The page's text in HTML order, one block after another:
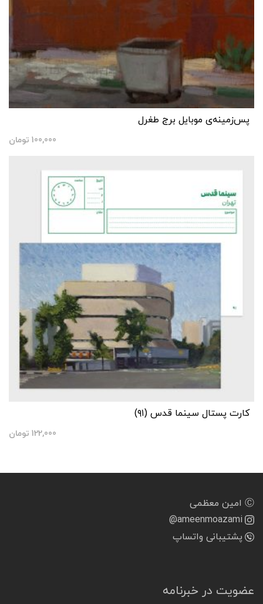
پس‌زمینه‌ی موبایل برج طغرل
100,000 تومان
کارت پستال سینما قدس (۹۱)
122,000 تومان
Ⓒ امین معظمی
@ameenmoazami
پشتیبانی واتساپ
عضویت در خبرنامه